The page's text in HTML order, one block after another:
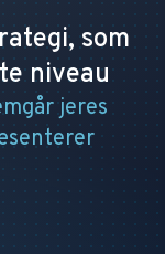
som
niveau
jeres